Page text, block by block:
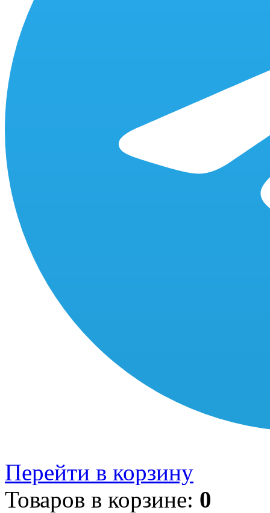
Перейти в корзину
Товаров в корзине: 0